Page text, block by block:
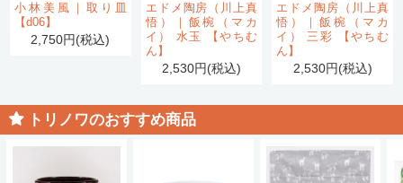
小林美風｜取り皿
【d06】
2,750円(税込)
エドメ陶房（川上真
悟）｜飯椀（マカ
イ） 水玉 【やちむ
ん】
2,530円(税込)
エドメ陶房（川上真
悟）｜飯椀（マカ
イ） 三彩 【やちむ
ん】
2,530円(税込)
トリノワのおすすめ商品